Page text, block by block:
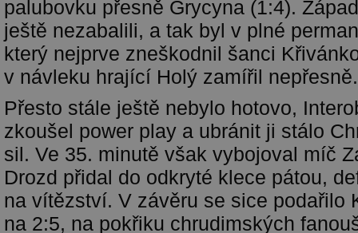
palubovku přesně Grycyna (1:4).
ještě nezabalili, a tak byl v plné
který nejprve zneškodnil šanci
v návleku hrající Holý zamířil
Přesto stále ještě nebylo hotovo,
zkoušel power play a ubránit ji stálo
sil. Ve 35. minutě však vybojoval míč
Drozd přidal do odkryté klece pátou,
na vítězství. V závěru se sice podařilo
na 2:5, na pokřiku chrudimských